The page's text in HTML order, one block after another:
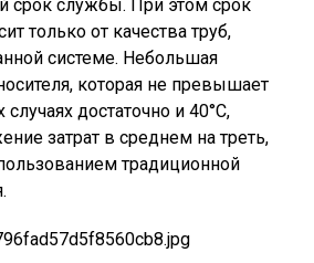
срок службы. При этом срок
только от качества труб,
системе. Небольшая
которая не превышает
достаточно и 40°С,
затрат в среднем на треть,
традиционной